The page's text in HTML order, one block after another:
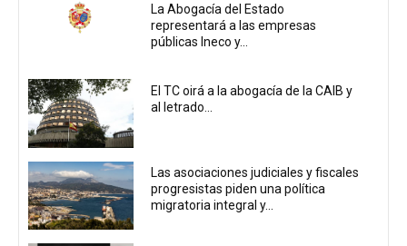
La Abogacía del Estado
representará a las empresas
públicas Ineco y...
El TC oirá a la abogacía de la CAIB y
al letrado...
Las asociaciones judiciales y fiscales
progresistas piden una política
migratoria integral y...